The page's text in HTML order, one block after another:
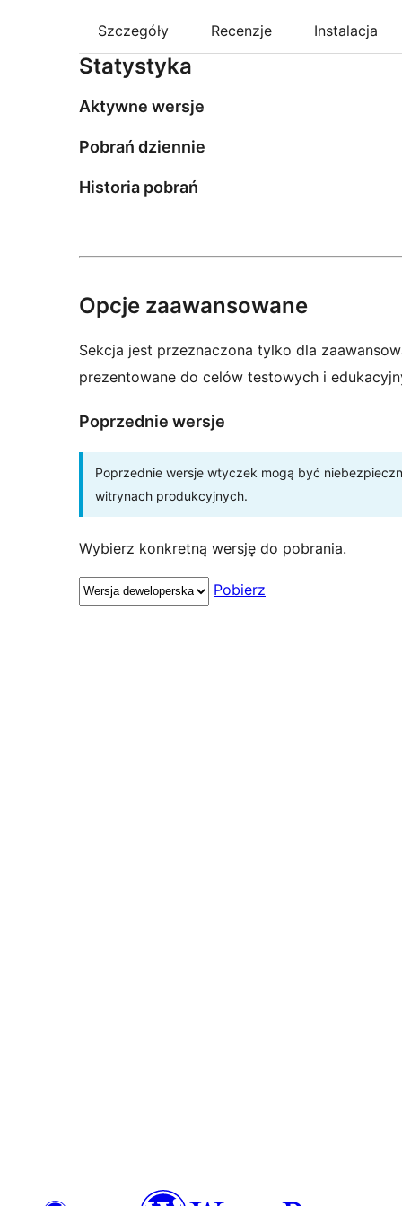
Szczegóły Recenzje Instalacja
Statystyka
Aktywne wersje
Pobrań dziennie
Historia pobrań
Opcje zaawansowane
Sekcja jest przeznaczona tylko dla
prezentowane do celów testowych i
Poprzednie wersje
Poprzednie wersje wtyczek mogą być
witrynach produkcyjnych.
Wybierz konkretną wersję do pobrania.
Pobierz